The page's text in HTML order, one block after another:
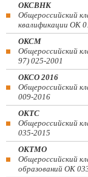
ОКСВНК
Общероссийский
квалификации ОК
ОКСМ
Общероссийский
97) 025-2001
ОКСО 2016
Общероссийский
009-2016
ОКТС
Общероссийский
035-2015
ОКТМО
Общероссийский
образований ОК